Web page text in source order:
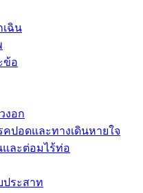
เฉิน
ข้อ
งอก
ปอดและทางเดินหายใจ
ละต่อมไร้ท่อ
ประสาท